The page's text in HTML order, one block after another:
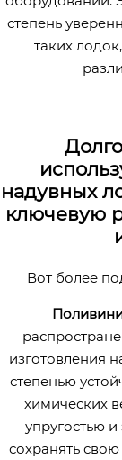
степень
таких
надувных
ключевую
Вот более
изготовления
степенью
химических
упругостью и
сохранять